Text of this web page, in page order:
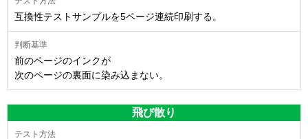
互換性テストサンプルを5ページ連続印刷する。
前のページのインクが
次のページの裏面に染み込まない。
飛び散り